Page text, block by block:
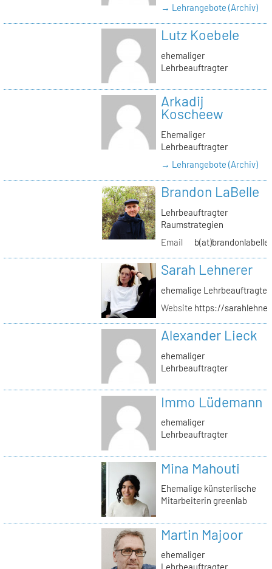
→ Lehrangebote (Archiv)
Lutz Koebele
ehemaliger
Lehrbeauftragter
Arkadij
Koscheew
Ehemaliger
Lehrbeauftragter
→ Lehrangebote (Archiv)
Brandon LaBelle
Lehrbeauftragter
Raumstrategien
Email
Sarah Lehnerer
ehemalige Lehrbeauftragte
Website https://
Alexander Lieck
ehemaliger
Lehrbeauftragter
Immo Lüdemann
ehemaliger
Lehrbeauftragter
Mina Mahouti
Ehemalige künsterlische
Mitarbeiterin greenlab
Martin Majoor
ehemaliger